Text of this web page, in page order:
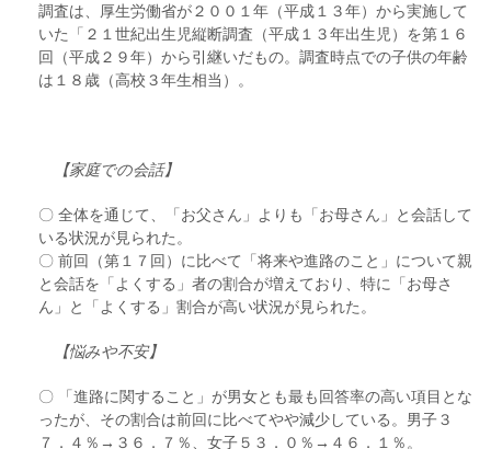
調査は、厚生労働省が２００１年（平成１３年）から実施して
いた「２１世紀出生児縦断調査（平成１３年出生児）を第１６
回（平成２９年）から引継いだもの。調査時点での子供の年齢
は１８歳（高校３年生相当）。
【家庭での会話】
〇 全体を通じて、「お父さん」よりも「お母さん」と会話して
いる状況が見られた。
〇 前回（第１７回）に比べて「将来や進路のこと」について親
と会話を「よくする」者の割合が増えており、特に「お母さ
ん」と「よくする」割合が高い状況が見られた。
【悩みや不安】
〇 「進路に関すること」が男女とも最も回答率の高い項目とな
ったが、その割合は前回に比べてやや減少している。男子３
７．４％→３６．７％、女子５３．０％→４６．１％。